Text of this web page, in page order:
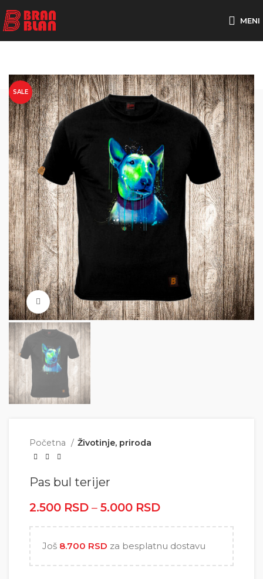
MENI
SALE
Click to enlarge
Početna Životinje, priroda
Pas bul terijer
2.500 RSD – 5.000 RSD
Još 8.700 RSD za besplatnu dostavu